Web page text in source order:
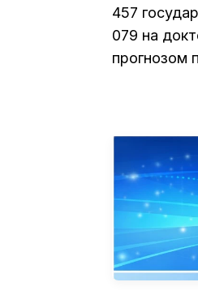
457
079 на
прогнозом